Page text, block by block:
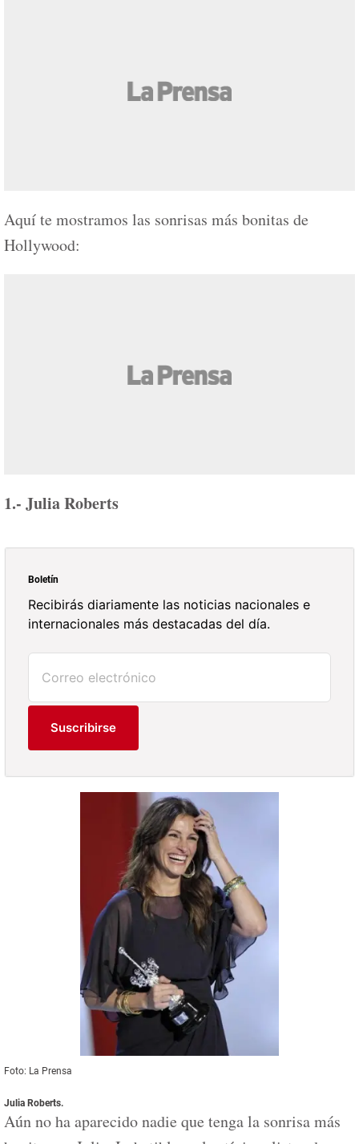
Aquí te mostramos las sonrisas más bonitas de
Hollywood:
1.- Julia Roberts
Boletín
Recibirás diariamente las noticias nacionales e
internacionales más destacadas del día.
Suscribirse
Foto: La Prensa
Julia Roberts.
Aún no ha aparecido nadie que tenga la sonrisa más